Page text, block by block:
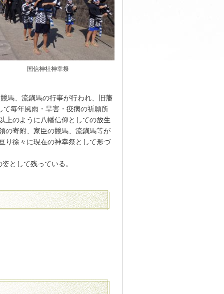
国信神社神幸祭
馬、流鏑馬の行事が行われ、旧藩
毎年風雨・旱害・疫病の祈願所
上のように八幡信仰としての放生
の寄附、家臣の競馬、流鏑馬等が
り徐々に現在の神幸祭として形づ
として残っている。